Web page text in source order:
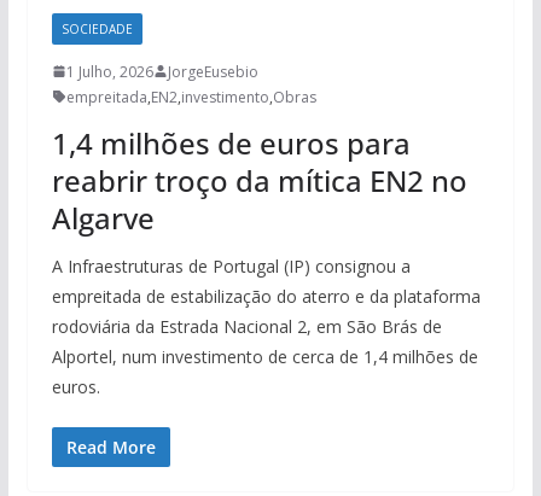
SOCIEDADE
1 Julho, 2026
JorgeEusebio
empreitada,EN2,investimento,Obras
1,4 milhões de euros para
reabrir troço da mítica EN2 no
Algarve
A Infraestruturas de Portugal (IP) consignou a
empreitada de estabilização do aterro e da plataforma
rodoviária da Estrada Nacional 2, em São Brás de
Alportel, num investimento de cerca de 1,4 milhões de
euros.
Read More